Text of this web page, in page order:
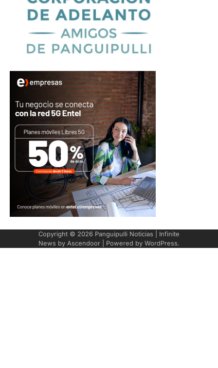
Copyright © 2026 Panguipulli Noticias | Infinite
News by Ascendoor | Powered by WordPress.